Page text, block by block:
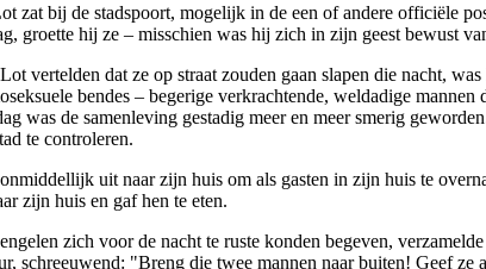
zat bij de stadspoort, mogelijk in de een of andere officiële
groette hij ze – misschien was hij zich in zijn geest bewust
vertelden dat ze op straat zouden gaan slapen die nacht,
bendes – begerige verkrachtende, weldadige
was de samenleving gestadig meer en meer smerig
te controleren.
uit naar zijn huis om als gasten in zijn huis te
zijn huis en gaf hen te eten.
zich voor de nacht te ruste konden begeven,
schreeuwend: "Breng die twee mannen naar buiten! Geef